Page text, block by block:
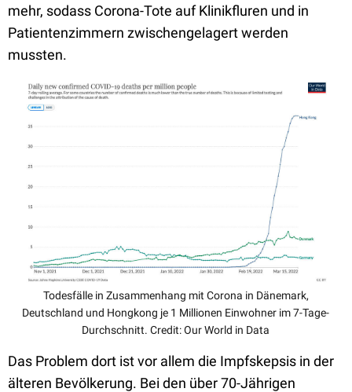
mehr, sodass Corona-Tote auf Klinikfluren und in
Patientenzimmern zwischengelagert werden
mussten.
Todesfälle in Zusammenhang mit Corona in Dänemark,
Deutschland und Hongkong je 1 Millionen Einwohner im 7-Tage-
Durchschnitt. Credit: Our World in Data
Das Problem dort ist vor allem die Impfskepsis in der
älteren Bevölkerung. Bei den über 70-Jährigen